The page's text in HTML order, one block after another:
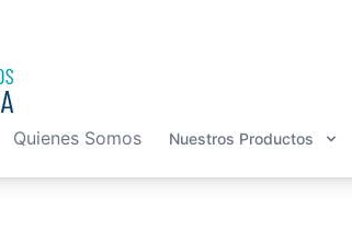
Quienes Somos Nuestros Productos